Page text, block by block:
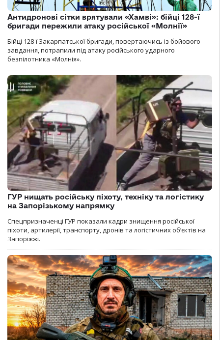
Антидронові сітки врятували «Хамві»: бійці 128-ї
бригади пережили атаку російської «Молнії»
Бійці 128-ї Закарпатської бригади, повертаючись із бойового
завдання, потрапили під атаку російського ударного
безпілотника «Молнія».
ГУР нищать російську піхоту, техніку та логістику
на Запорізькому напрямку
Спецпризначенці ГУР показали кадри знищення російської
піхоти, артилерії, транспорту, дронів та логістичних об’єктів на
Запоріжжі.